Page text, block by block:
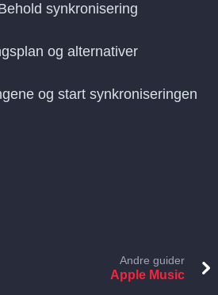
synkronisering
og alternativer
og start synkroniseringen
Andre guider
Apple Music